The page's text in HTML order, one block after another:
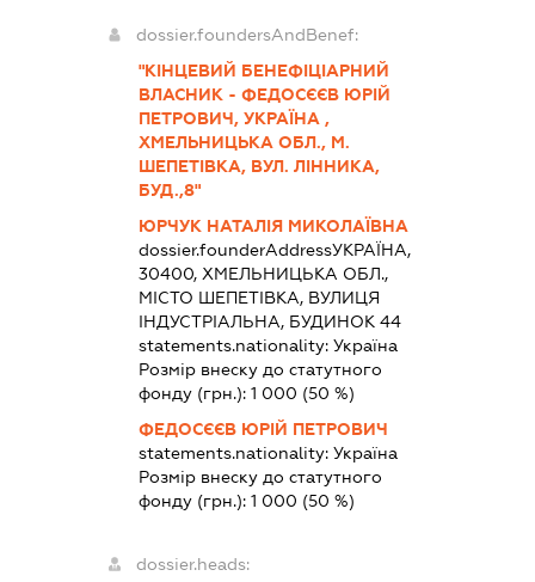
dossier.foundersAndBenef:
"КІНЦЕВИЙ БЕНЕФІЦІАРНИЙ
ВЛАСНИК - ФЕДОСЄЄВ ЮРІЙ
ПЕТРОВИЧ, УКРАЇНА ,
ХМЕЛЬНИЦЬКА ОБЛ., М.
ШЕПЕТІВКА, ВУЛ. ЛІННИКА,
БУД.,8"
ЮРЧУК НАТАЛІЯ МИКОЛАЇВНА
dossier.founderAddressУКРАЇНА,
30400, ХМЕЛЬНИЦЬКА ОБЛ.,
МІСТО ШЕПЕТІВКА, ВУЛИЦЯ
ІНДУСТРІАЛЬНА, БУДИНОК 44
statements.nationality:Україна
Розмір внеску до статутного
фонду (грн.):1 000 (50 %)
ФЕДОСЄЄВ ЮРІЙ ПЕТРОВИЧ
statements.nationality:Україна
Розмір внеску до статутного
фонду (грн.):1 000 (50 %)
dossier.heads: